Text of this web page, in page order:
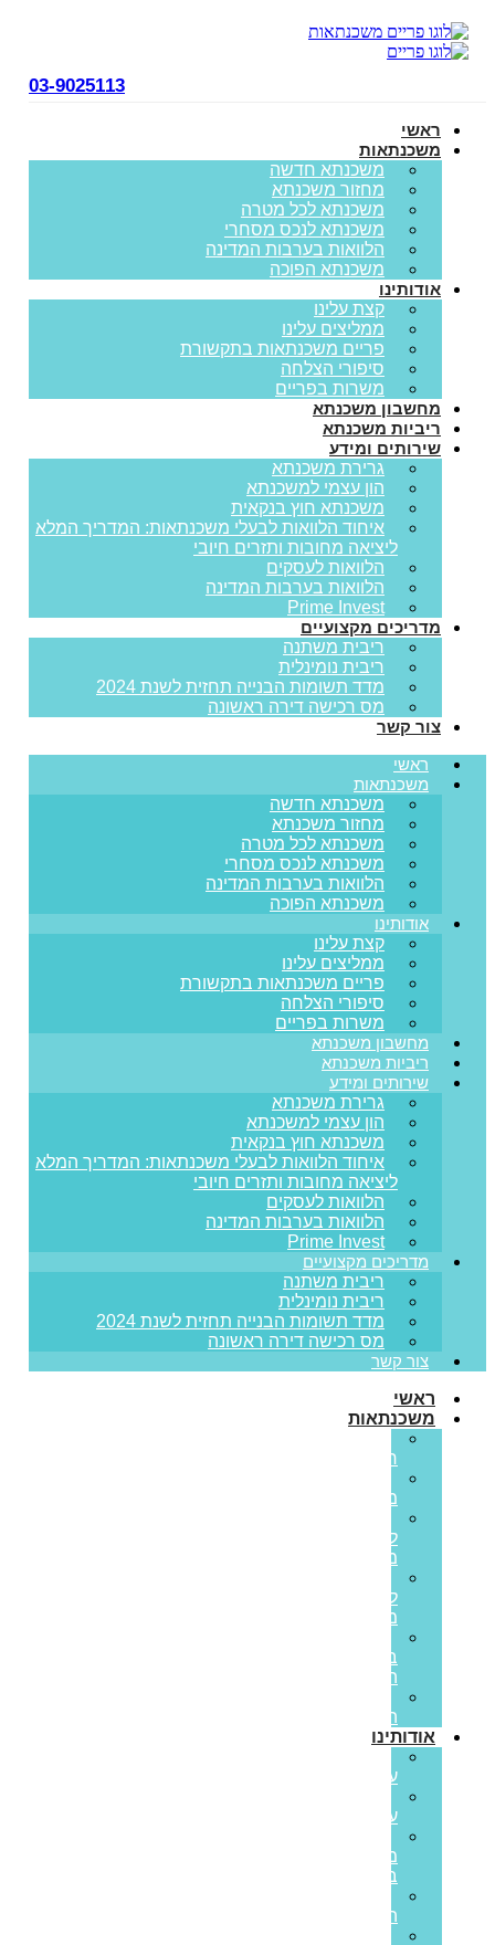
03-9025113
ראשי
משכנתאות
משכנתא חדשה
מחזור משכנתא
משכנתא לכל מטרה
משכנתא לנכס מסחרי
הלוואות בערבות המדינה
משכנתא הפוכה
אודותינו
קצת עלינו
ממליצים עלינו
פריים משכנתאות בתקשורת
סיפורי הצלחה
משרות בפריים
מחשבון משכנתא
ריביות משכנתא
שירותים ומידע
גרירת משכנתא
הון עצמי למשכנתא
משכנתא חוץ בנקאית
איחוד הלוואות לבעלי משכנתאות: המדריך המלא
ליציאה מחובות ותזרים חיובי
הלוואות לעסקים
הלוואות בערבות המדינה
Prime Invest
מדריכים מקצועיים
ריבית משתנה
ריבית נומינלית
מדד תשומות הבנייה תחזית לשנת 2024
מס רכישה דירה ראשונה
צור קשר
ראשי
משכנתאות
משכנתא חדשה
מחזור משכנתא
משכנתא לכל מטרה
משכנתא לנכס מסחרי
הלוואות בערבות המדינה
משכנתא הפוכה
אודותינו
קצת עלינו
ממליצים עלינו
פריים משכנתאות בתקשורת
סיפורי הצלחה
משרות בפריים
מחשבון משכנתא
ריביות משכנתא
שירותים ומידע
גרירת משכנתא
הון עצמי למשכנתא
משכנתא חוץ בנקאית
איחוד הלוואות לבעלי משכנתאות: המדריך המלא
ליציאה מחובות ותזרים חיובי
הלוואות לעסקים
הלוואות בערבות המדינה
Prime Invest
מדריכים מקצועיים
ריבית משתנה
ריבית נומינלית
מדד תשומות הבנייה תחזית לשנת 2024
מס רכישה דירה ראשונה
צור קשר
ראשי
משכנתאות
חדשה
משכנתא
לכל
מטרה
לנכס
מסחרי
בערבות
המדינה
הפוכה
אודותינו
עלינו
עלינו
משכנתאות
בתקשורת
הצלחה